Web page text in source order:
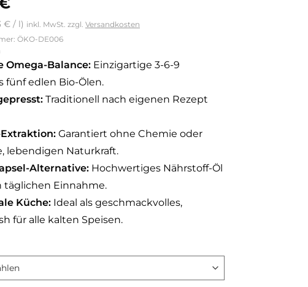
€ / l) inkl. MwSt. zzgl. Versandkosten
ÖKO-DE006
Omega-Balance: Einzigartige 3-6-9
fünf edlen Bio-Ölen.
Traditionell nach eigenen Rezept
Extraktion: Garantiert ohne Chemie oder
lebendigen Naturkraft.
Alternative: Hochwertiges Nährstoff-Öl
täglichen Einnahme.
Küche: Ideal als geschmackvolles,
für alle kalten Speisen.